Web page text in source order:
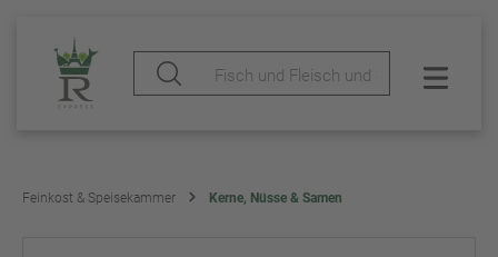
Feinkost & Speisekammer Kerne, Nüsse & Samen